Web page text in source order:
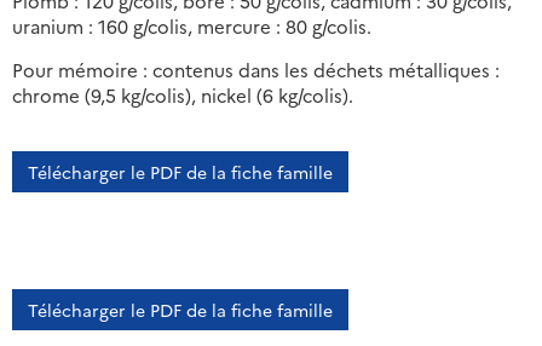
uranium : 160 g/colis, mercure : 80 g/colis.
Pour mémoire : contenus dans les déchets métalliques :
chrome (9,5 kg/colis), nickel (6 kg/colis).
Télécharger le PDF de la fiche famille
Télécharger le PDF de la fiche famille